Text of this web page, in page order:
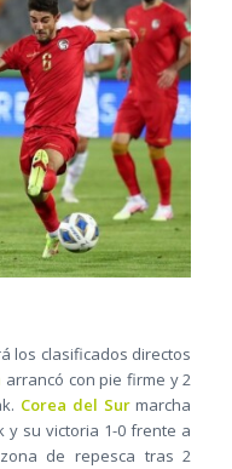
los clasificados directos
arrancó con pie firme y 2
Corea del Surmarcha
y su victoria 1-0 frente a
de repesca tras 2